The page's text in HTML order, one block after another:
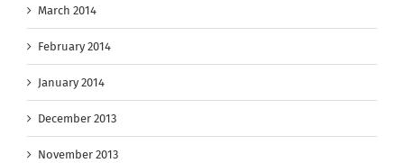
March 2014
February 2014
January 2014
December 2013
November 2013